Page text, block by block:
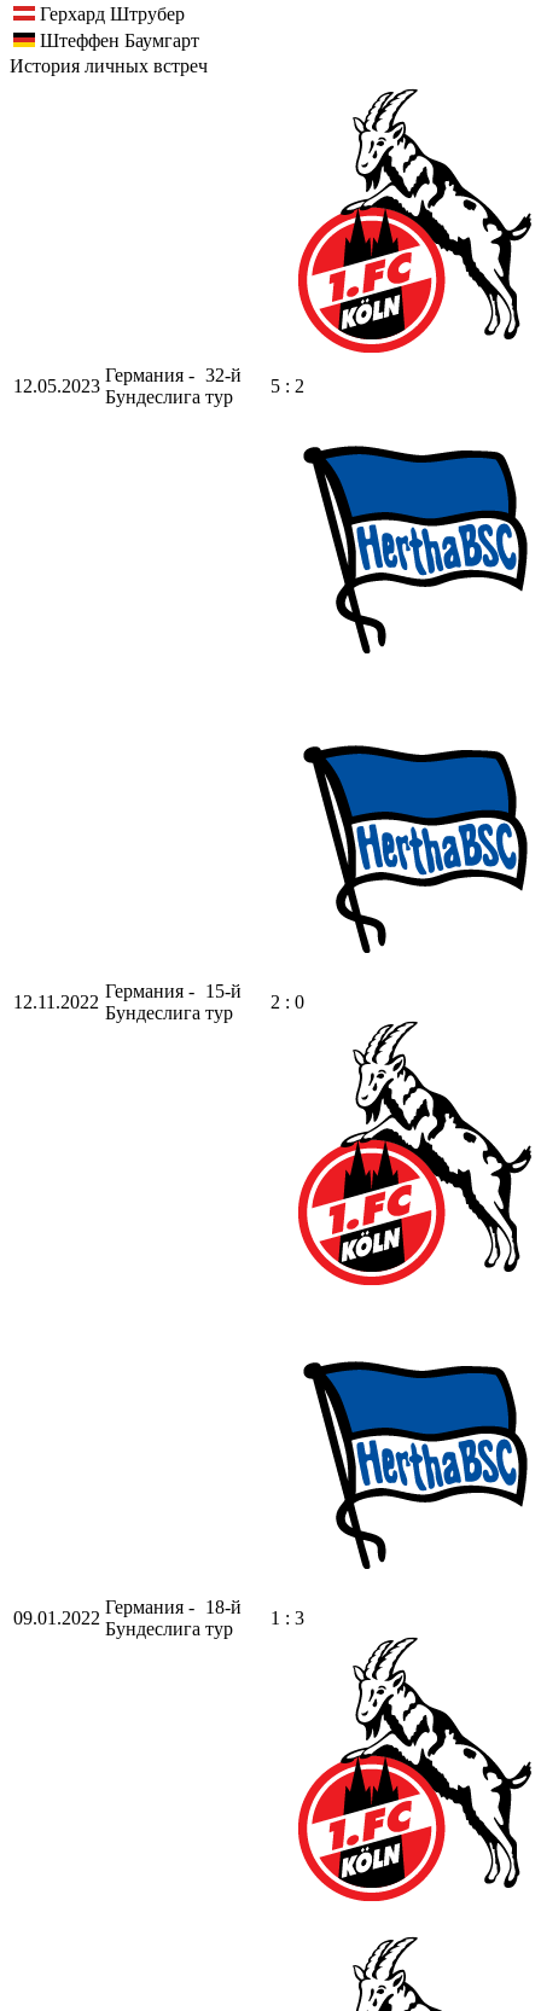
Герхард Штрубер
Штеффен Баумгарт
История личных встреч
12.05.2023
Германия -
Бундеслига
32-й
тур
5 : 2
12.11.2022
Германия -
Бундеслига
15-й
тур
2 : 0
09.01.2022
Германия -
Бундеслига
18-й
тур
1 : 3